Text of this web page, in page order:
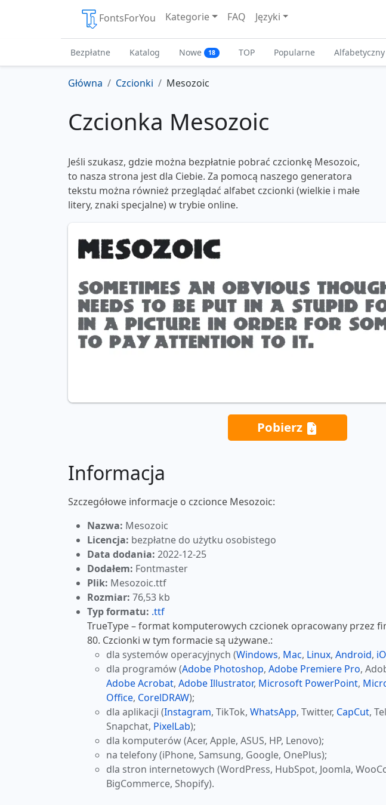
FontsForYou Kategorie FAQ Języki
Bezpłatne Katalog Nowe 18 TOP Popularne Alfabetyczny
Główna Czcionki Mesozoic
Czcionka Mesozoic
Jeśli szukasz, gdzie można bezpłatnie pobrać czcionkę Mesozoic,
to nasza strona jest dla Ciebie. Za pomocą naszego generatora
tekstu można również przeglądać alfabet czcionki (wielkie i małe
litery, znaki specjalne) w trybie online.
Pobierz
Informacja
Szczegółowe informacje o czcionce Mesozoic:
Nazwa: Mesozoic
Licencja: bezpłatne do użytku osobistego
Data dodania: 2022-12-25
Dodałem: Fontmaster
Plik: Mesozoic.ttf
Rozmiar: 76,53 kb
Typ formatu: .ttf
TrueType – format komputerowych czcionek opracowany przez
80. Czcionki w tym formacie są używane.:
dla systemów operacyjnych (Windows, Mac, Linux, Android,
dla programów (Adobe Photoshop, Adobe Premiere Pro,
Adobe Acrobat, Adobe Illustrator, Microsoft PowerPoint,
Office, CorelDRAW);
dla aplikacji (Instagram, TikTok, WhatsApp, Twitter, CapCut,
Snapchat, PixelLab);
dla komputerów (Acer, Apple, ASUS, HP, Lenovo);
na telefony (iPhone, Samsung, Google, OnePlus);
dla stron internetowych (WordPress, HubSpot, Joomla,
BigCommerce, Shopify).